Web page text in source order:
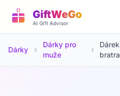
GiftWeGo
AI Gift Advisor
Dárky
Dárky pro
muže
bratra